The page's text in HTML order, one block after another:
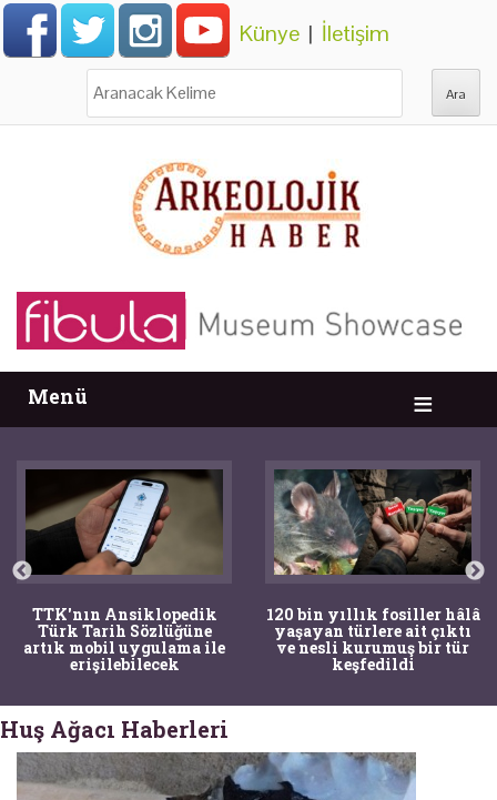
Künye | İletişim
Menü
TTK'nın Ansiklopedik
Türk Tarih Sözlüğüne
artık mobil uygulama ile
erişilebilecek
120 bin yıllık fosiller hâlâ
yaşayan türlere ait çıktı
ve nesli kurumuş bir tür
keşfedildi
Huş Ağacı Haberleri